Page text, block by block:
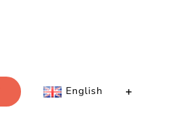
English